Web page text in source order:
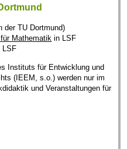
der TU Dortmund)
Mathematik in LSF
LSF
Instituts für Entwicklung und
(IEEM, s.o.) werden nur im
und Veranstaltungen für